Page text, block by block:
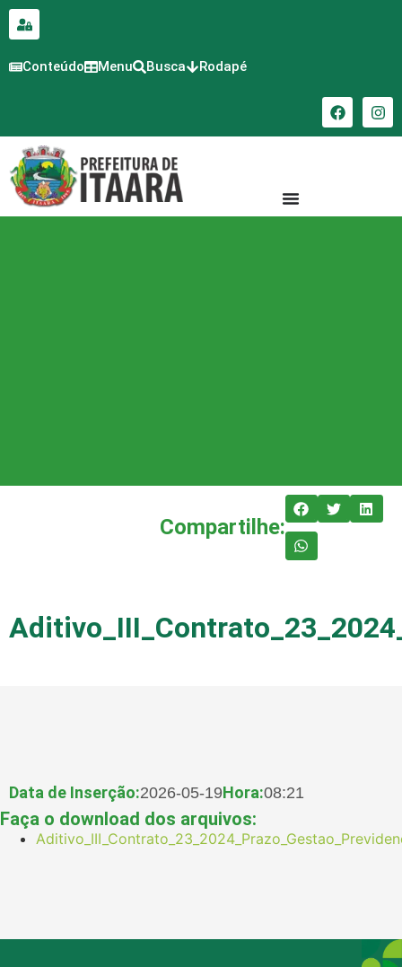
conteúdo
Conteúdo Menu Busca Rodapé
Compartilhe:
Data de Inserção:2026-05-19Hora:08:21
Faça o download dos arquivos: